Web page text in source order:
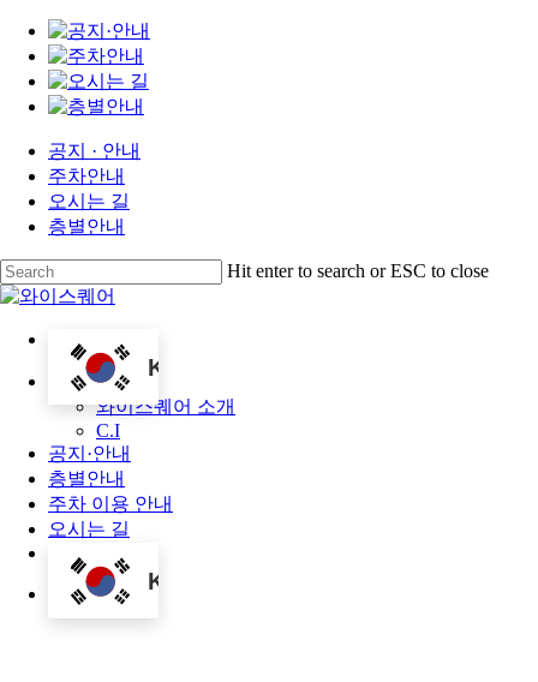
공지 · 안내
주차안내
오시는 길
층별안내
Skip
to
main
content
Hit enter to search or ESC to close
Close
KO
Menu
소개
와이스퀘어 소개
C.I
공지·안내
층별안내
주차 이용 안내
오시는 길
KO
Menu